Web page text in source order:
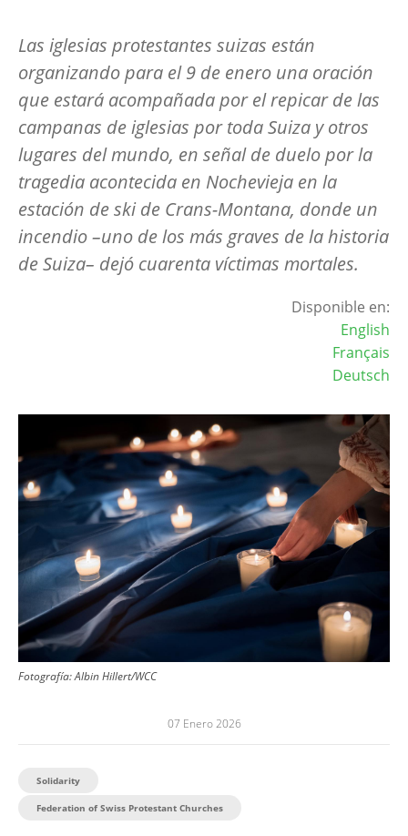
Las iglesias protestantes suizas están
organizando para el 9 de enero una oración
que estará acompañada por el repicar de las
campanas de iglesias por toda Suiza y otros
lugares del mundo, en señal de duelo por la
tragedia acontecida en Nochevieja en la
estación de ski de Crans-Montana, donde un
incendio –uno de los más graves de la historia
de Suiza– dejó cuarenta víctimas mortales.
Disponible en:
English
Français
Deutsch
Fotografía:Albin Hillert/WCC
07 Enero 2026
Solidarity
Federation of Swiss Protestant Churches